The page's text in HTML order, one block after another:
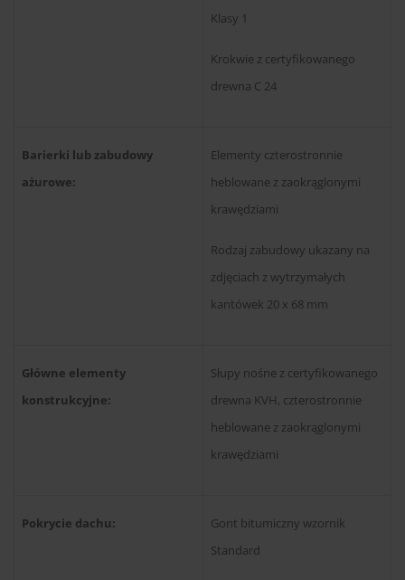
Klasy 1
Krokwie z certyfikowanego
drewna C 24
Barierki lub zabudowy
ażurowe:
Elementy czterostronnie
heblowane z zaokrąglonymi
krawędziami
Rodzaj zabudowy ukazany na
zdjęciach z wytrzymałych
kantówek 20 x 68 mm
Główne elementy
konstrukcyjne:
Słupy nośne z certyfikowanego
drewna KVH, czterostronnie
heblowane z zaokrąglonymi
krawędziami
Pokrycie dachu:
Gont bitumiczny wzornik
Standard